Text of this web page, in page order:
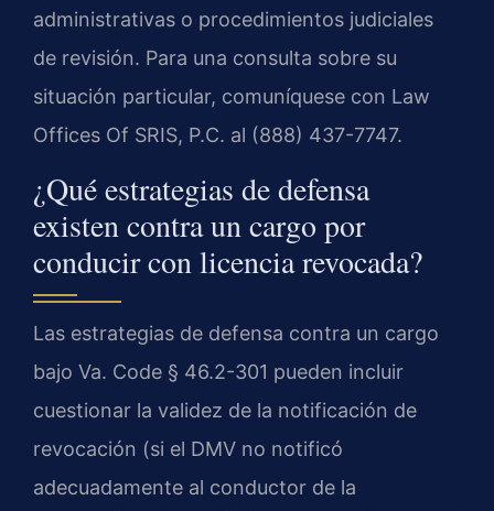
administrativas o procedimientos judiciales
de revisión. Para una consulta sobre su
situación particular, comuníquese con Law
Offices Of SRIS, P.C. al (888) 437-7747.
¿Qué estrategias de defensa
existen contra un cargo por
conducir con licencia revocada?
Las estrategias de defensa contra un cargo
bajo Va. Code § 46.2-301 pueden incluir
cuestionar la validez de la notificación de
revocación (si el DMV no notificó
adecuadamente al conductor de la